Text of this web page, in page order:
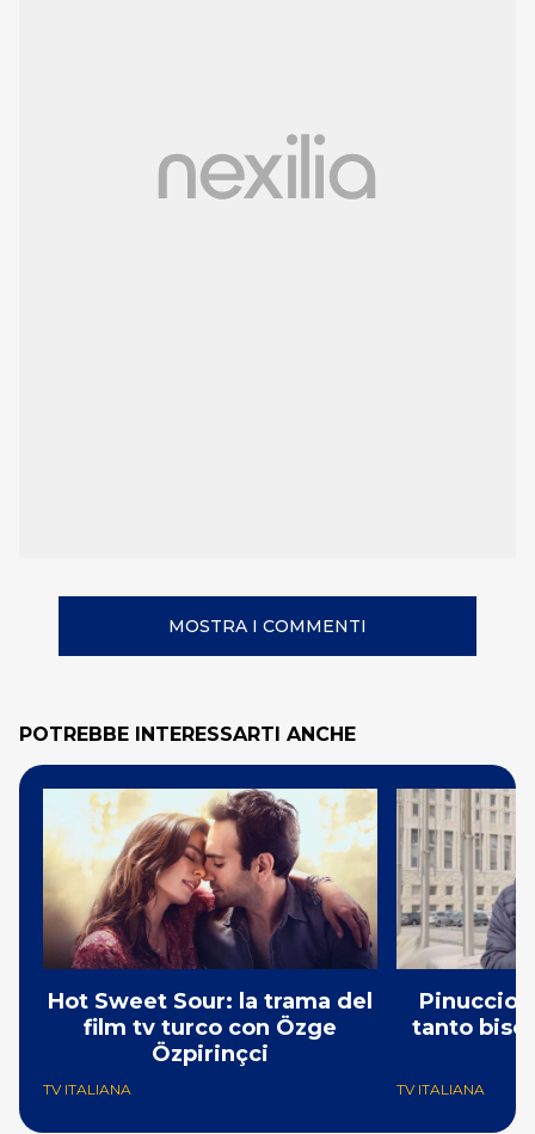
MOSTRA I COMMENTI
POTREBBE INTERESSARTI ANCHE
Hot Sweet Sour: la trama del
film tv turco con Özge
Özpirinçci
TV ITALIANA
Pinuccio:
tanto
TV ITALIANA